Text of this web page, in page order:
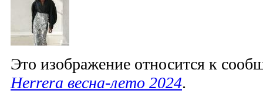
Это изображение относится к
Herrera весна-лето 2024.